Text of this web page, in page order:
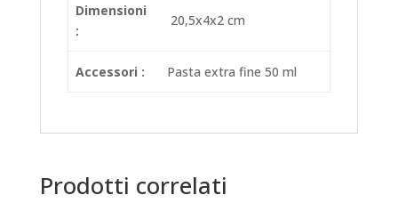
Dimensioni
:
20,5x4x2 cm
Accessori : Pasta extra fine 50 ml
Prodotti correlati